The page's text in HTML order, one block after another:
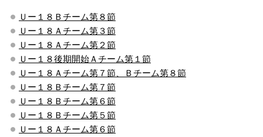
Ｕー１８Ｂチーム第８節
Ｕー１８Ａチーム第３節
Ｕー１８Ａチーム第２節
Ｕー１８後期開始Ａチーム第１節
Ｕー１８Ａチーム第７節、Ｂチーム第８節
Ｕー１８Ｂチーム第７節
Ｕー１８Ｂチーム第６節
Ｕー１８Ｂチーム第５節
Ｕー１８Ａチーム第６節